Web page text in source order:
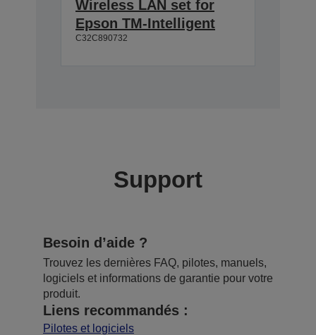
Wireless LAN set for
Epson TM-Intelligent
C32C890732
Support
Besoin d’aide ?
Trouvez les dernières FAQ, pilotes, manuels,
logiciels et informations de garantie pour votre
produit.
Liens recommandés :
Pilotes et logiciels